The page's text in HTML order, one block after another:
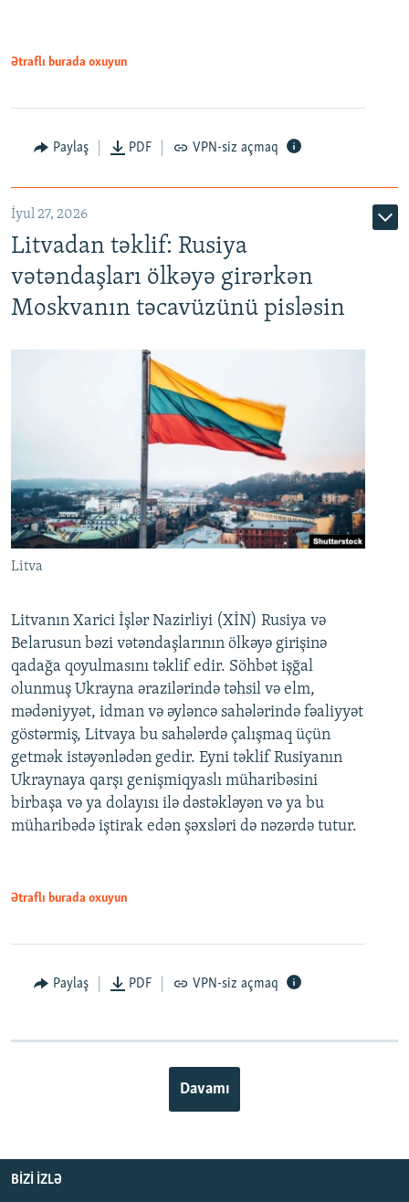
Ətraflı burada oxuyun
Paylaş PDF VPN-siz açmaq
İyul 27, 2026
Litvadan təklif: Rusiya
vətəndaşları ölkəyə girərkən
Moskvanın təcavüzünü pisləsin
Litva
Litvanın Xarici İşlər Nazirliyi (XİN) Rusiya və
Belarusun bəzi vətəndaşlarının ölkəyə girişinə
qadağa qoyulmasını təklif edir. Söhbət işğal
olunmuş Ukrayna ərazilərində təhsil və elm,
mədəniyyət, idman və əyləncə sahələrində fəaliyyət
göstərmiş, Litvaya bu sahələrdə çalışmaq üçün
getmək istəyənlədən gedir. Eyni təklif Rusiyanın
Ukraynaya qarşı genişmiqyaslı müharibəsini
birbaşa və ya dolayısı ilə dəstəkləyən və ya bu
müharibədə iştirak edən şəxsləri də nəzərdə tutur.
Ətraflı burada oxuyun
Paylaş PDF VPN-siz açmaq
Davamı
BIZI IZLƏ